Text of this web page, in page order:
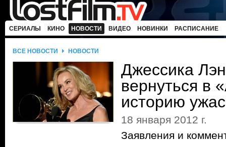
СЕРИАЛЫ КИНО НОВОСТИ ВИДЕО НОВИНКИ РАСПИСАНИЕ
ВСЕ НОВОСТИ НОВОСТИ
Джессика
вернуться в
историю
18 января 2012 г.
Заявления и